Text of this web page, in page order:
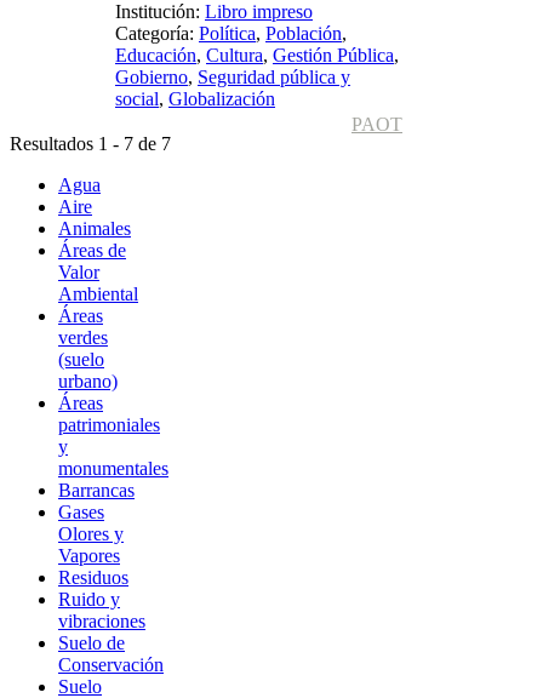
Institución: Libro impreso
Categoría: Política, Población,
Educación, Cultura, Gestión Pública,
Gobierno, Seguridad pública y
social, Globalización
PAOT
Resultados 1 - 7 de 7
Agua
Aire
Animales
Áreas de
Valor
Ambiental
Áreas
verdes
(suelo
urbano)
Áreas
patrimoniales
y
monumentales
Barrancas
Gases
Olores y
Vapores
Residuos
Ruido y
vibraciones
Suelo de
Conservación
Suelo